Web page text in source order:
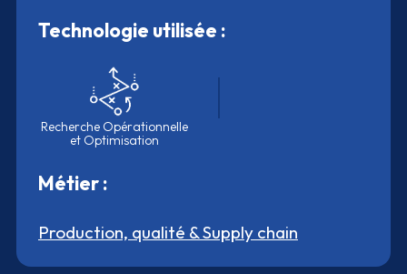
Technologie utilisée :
Recherche Opérationnelle
et Optimisation
Métier :
Production, qualité & Supply chain